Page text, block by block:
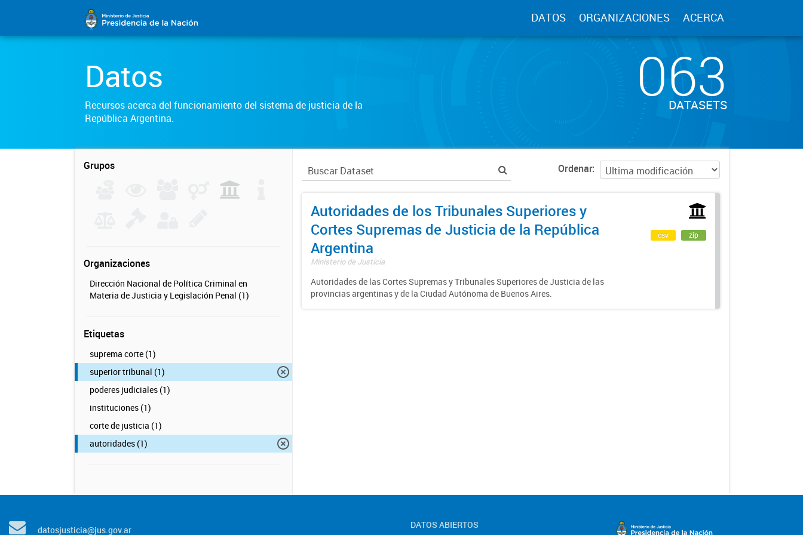
DATOS ORGANIZACIONES ACERCA
Datos
Recursos acerca del funcionamiento del sistema de justicia de la
República Argentina.
063
DATASETS
Grupos
Organizaciones
Dirección Nacional de Política Criminal en
Materia de Justicia y Legislación Penal (1)
Etiquetas
suprema corte (1)
superior tribunal (1)
poderes judiciales (1)
instituciones (1)
corte de justicia (1)
autoridades (1)
Ordenar
Autoridades de los Tribunales Superiores y
Cortes Supremas de Justicia de la República
Argentina
Ministerio de Justicia
Autoridades de las Cortes Supremas y Tribunales Superiores de Justicia de las
provincias argentinas y de la Ciudad Autónoma de Buenos Aires.
csv zip
datosjusticia@jus.gov.ar DATOS ABIERTOS